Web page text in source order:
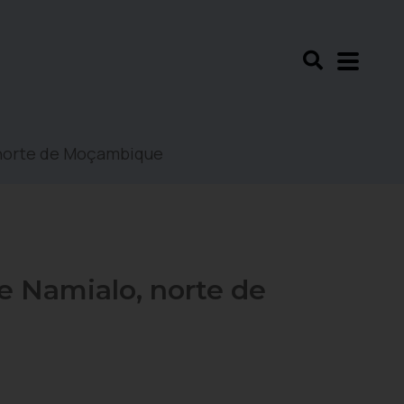
de Moçambique
Namialo, norte de